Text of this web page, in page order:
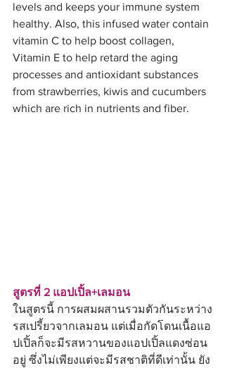
levels and keeps your immune system
healthy. Also, this infused water contain
vitamin C to help boost collagen,
Vitamin E to help retard the aging
processes and antioxidant substances
from strawberries, kiwis and cucumbers
which are rich in nutrients and fiber.
สูตรที่ 2 แอปเปิ้ล+เลมอน
ในสูตรนี้ การผสมผสานรวมตัวกันระหว่าง
รสเปรี้ยวจากเลมอน แต่เมื่อกัดโดนเนื้อแอ
ปเปิ้ลก็จะมีรสหวานของแอปเปิ้ลแดงซ่อน
อยู่ ซึ่งไม่เพียงแต่จะมีรสชาติที่ดีเท่านั้น ยัง